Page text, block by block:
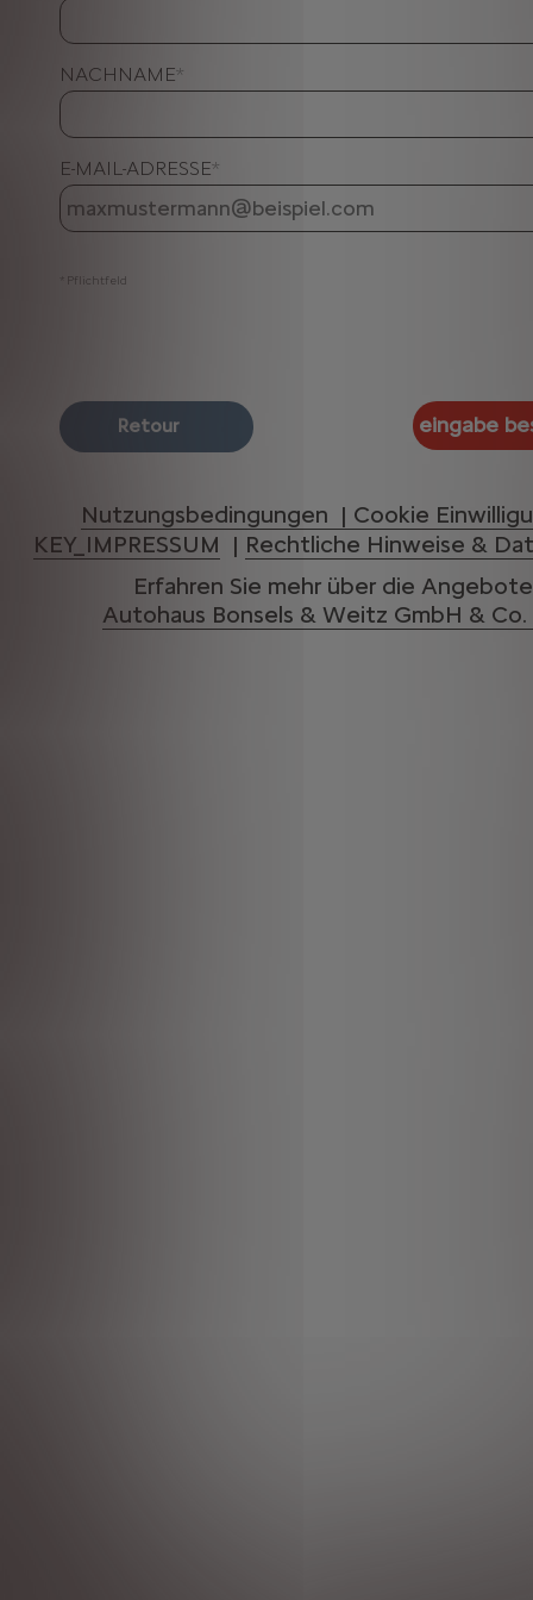
NACHNAME*
E-MAIL-ADRESSE*
* Pflichtfeld
Nutzungsbedingungen | Cookie
KEY_IMPRESSUM | Rechtliche Hinweise &
Erfahren Sie mehr über die Angebote
Autohaus Bonsels & Weitz GmbH & Co.